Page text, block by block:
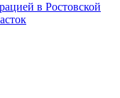
в Ростовской